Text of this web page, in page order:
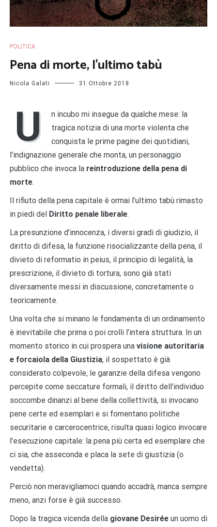
POLITICA
Pena di morte, l’ultimo tabù
Nicola Galati 31 Ottobre 2018
U
n incubo mi insegue da qualche mese: la
tragica notizia di una morte violenta che
conquista le prime pagine dei quotidiani,
l’indignazione generale che monta, un personaggio
pubblico che invoca la reintroduzione della pena di
morte.
Il rifiuto della pena capitale è ormai l’ultimo tabù rimasto
in piedi del Diritto penale liberale.
La presunzione d’innocenza, i diversi gradi di giudizio, il
diritto di difesa, la funzione risocializzante della pena, il
divieto di reformatio in peius, il principio di legalità, la
prescrizione, il divieto di tortura, sono già stati
diversamente messi in discussione, concretamente o
teoricamente.
Una volta che si minano le fondamenta di un ordinamento
è inevitabile che prima o poi crolli l’intera struttura. In un
momento storico in cui prospera una visione autoritaria
e forcaiola della Giustizia, il sospettato è già
considerato colpevole, le garanzie della difesa vengono
percepite come seccature formali, il diritto dell’individuo
soccombe dinanzi al bene della collettività, si invocano
pene certe ed esemplari e si fomentano politiche
securitarie e carcerocentrice, risulta quasi logico invocare
l’esecuzione capitale: la pena più certa ed esemplare che
ci sia, che asseconda e placa la sete di giustizia (o
vendetta).
Perciò non meravigliamoci quando accadrà, manca sempre
meno, anzi forse è già successo.
Dopo la tragica vicenda della giovane Desirée un uomo di